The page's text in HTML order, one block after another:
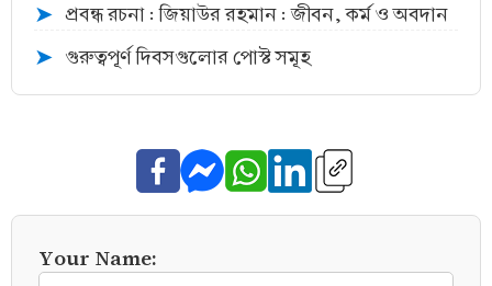
➤ প্রবন্ধ রচনা : জিয়াউর রহমান : জীবন, কর্ম ও অবদান
➤ গুরুত্বপূর্ণ দিবসগুলোর পোস্ট সমূহ
Your Name: